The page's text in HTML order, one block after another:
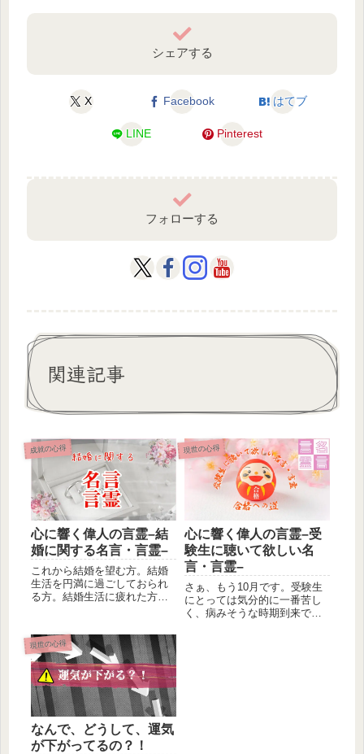
シェアする
X Facebook はてブ
LINE Pinterest
フォローする
関連記事
成就の心得
心に響く偉人の言霊–結
婚に関する名言・言霊–
これから結婚を望む方。結婚
生活を円満に過ごしておられ
る方。結婚生活に疲れた方。
現世の心得
心に響く偉人の言霊–受
験生に聴いて欲しい名
言・言霊–
さぁ、もう10月です。受験生
にとっては気分的に一番苦し
く、病みそうな時期到来で
現世の心得
なんで、どうして、運気
が下がってるの？！